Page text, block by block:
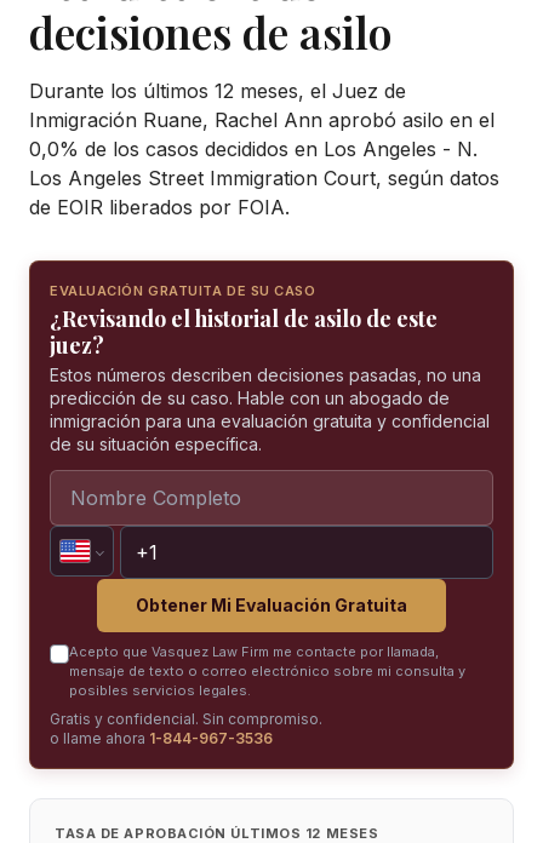
decisiones de asilo
Durante los últimos 12 meses, el Juez de
Inmigración Ruane, Rachel Ann aprobó asilo en el
0,0% de los casos decididos en Los Angeles - N.
Los Angeles Street Immigration Court, según datos
de EOIR liberados por FOIA.
EVALUACIÓN GRATUITA DE SU CASO
¿Revisando el historial de asilo de este
juez?
Estos números describen decisiones pasadas, no una
predicción de su caso. Hable con un abogado de
inmigración para una evaluación gratuita y confidencial
de su situación específica.
Obtener Mi Evaluación Gratuita
Acepto que Vasquez Law Firm me contacte por llamada,
mensaje de texto o correo electrónico sobre mi consulta y
posibles servicios legales.
Gratis y confidencial. Sin compromiso.
o llame ahora 1-844-967-3536
TASA DE APROBACIÓN ÚLTIMOS 12 MESES